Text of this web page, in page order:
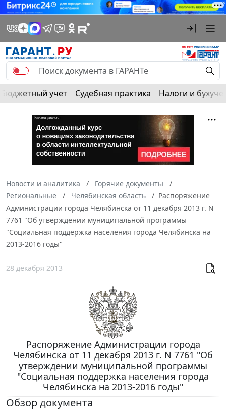
Бюджетный учет Судебная практика Налоги и
Новости и аналитика
Горячие документы
Региональные
Челябинская область
Распоряжение
Администрации города Челябинска от 11 декабря 2013 г. N
7761 "Об утверждении муниципальной программы
"Социальная поддержка населения города Челябинска на
2013-2016 годы"
28 декабря 2013
Распоряжение Администрации города
Челябинска от 11 декабря 2013 г. N 7761 "Об
утверждении муниципальной программы
"Социальная поддержка населения города
Челябинска на 2013-2016 годы"
Обзор документа